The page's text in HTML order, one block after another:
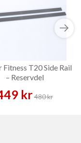
Fitness T20 Side Rail
– Reservdel
kr480 kr